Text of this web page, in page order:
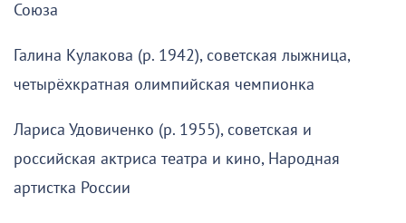
Союза
Галина Кулакова (р. 1942), советская лыжница,
четырёхкратная олимпийская чемпионка
Лариса Удовиченко (р. 1955), советская и
российская актриса театра и кино, Народная
артистка России